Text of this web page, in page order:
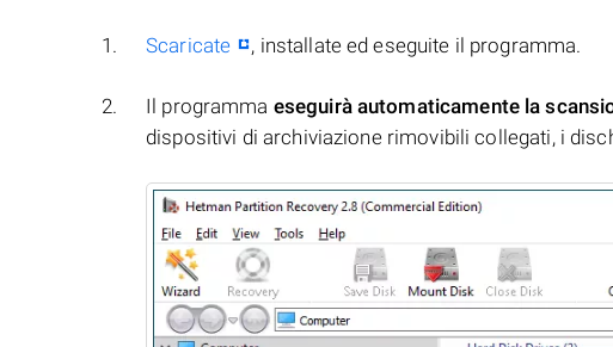
Scaricate , installate ed eseguite il programma.
Il programma eseguirà automaticamente la
dispositivi di archiviazione rimovibili collegati, i